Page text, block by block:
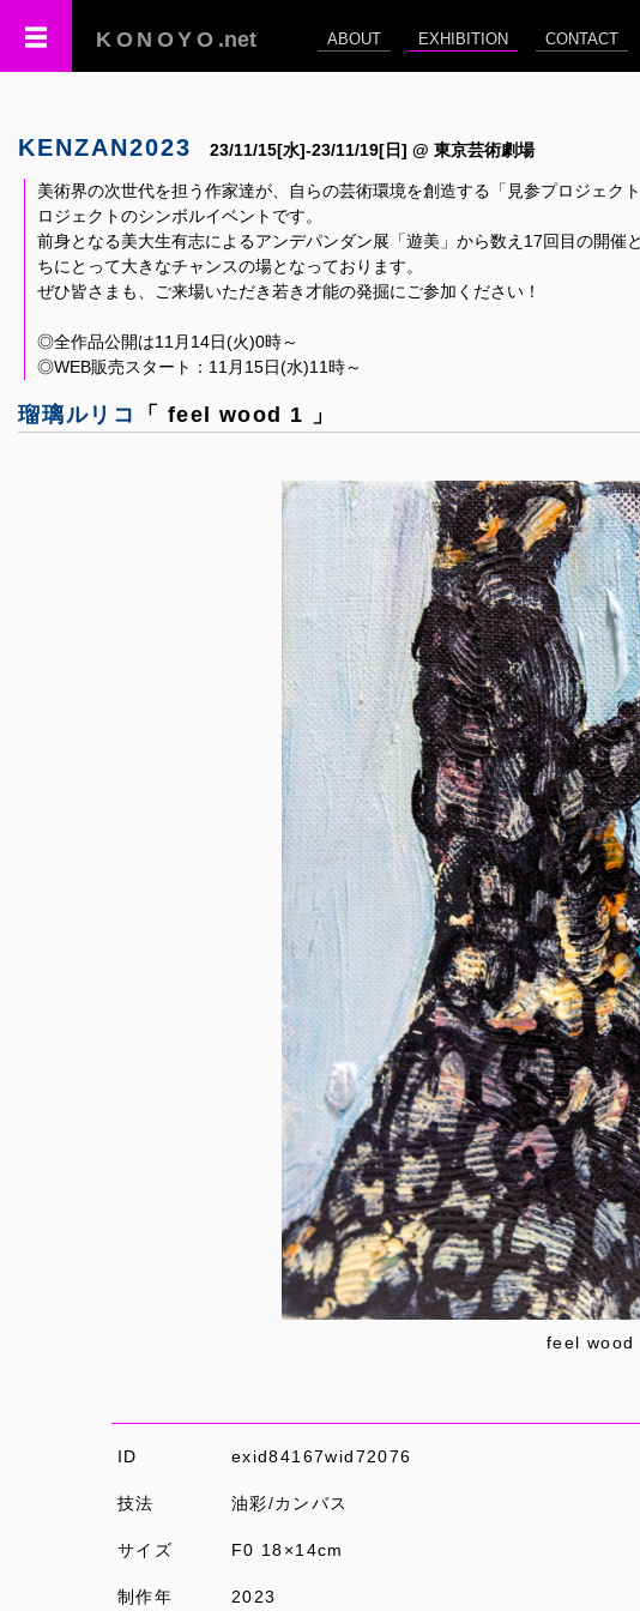
KONOYO .net ABOUT EXHIBITION CONTACT
KENZAN2023 23/11/15[水]-23/11/19[日] @ 東京芸術劇場
美術界の次世代を担う作家達が、自らの芸術環境を創造する「見参プロジェ
ロジェクトのシンボルイベントです。
前身となる美大生有志によるアンデパンダン展「遊美」から数え17回目の開
ちにとって大きなチャンスの場となっております。
ぜひ皆さまも、ご来場いただき若き才能の発掘にご参加ください！
◎全作品公開は11月14日(火)0時～
◎WEB販売スタート：11月15日(水)11時～
瑠璃ルリコ 「 feel wood 1 」
feel wood
ID exid84167wid72076
技法 油彩/カンバス
サイズ F0 18×14cm
制作年 2023